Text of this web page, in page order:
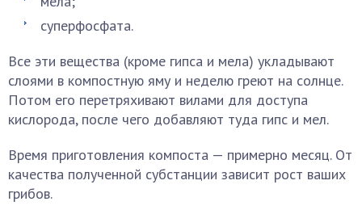
суперфосфата.
Все эти вещества (кроме гипса и мела) укладывают
слоями в компостную яму и неделю греют на солнце.
Потом его перетряхивают вилами для доступа
кислорода, после чего добавляют туда гипс и мел.
Время приготовления компоста — примерно месяц. От
качества полученной субстанции зависит рост ваших
грибов.